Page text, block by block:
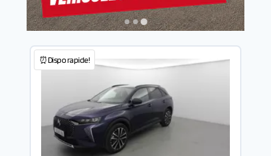
⏰Dispo rapide!